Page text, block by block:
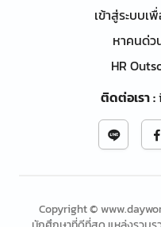
เข้าสู่ระบบเ
หาคนด่ว
HR
ติดต่อเรา:
Copyright ©